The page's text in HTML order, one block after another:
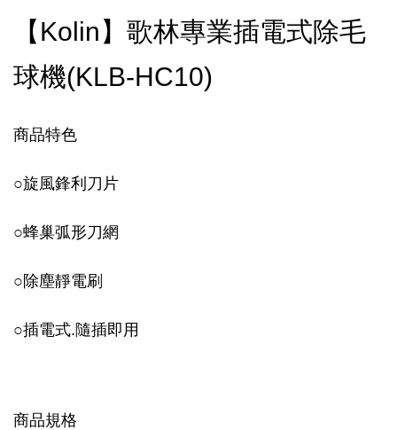
【Kolin】歌林專業插電式除毛
球機(KLB-HC10)
商品特色
○旋風鋒利刀片
○蜂巢弧形刀網
○ 除塵靜電刷
○插電式.隨插即用
商品規格